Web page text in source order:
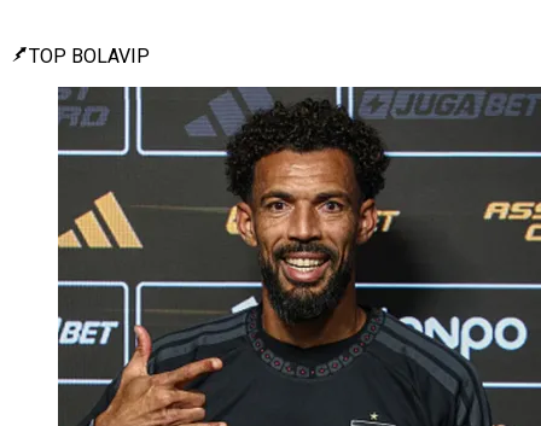
TOP BOLAVIP